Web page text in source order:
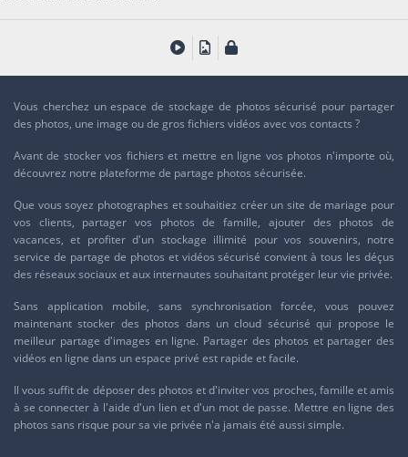
Vous cherchez un espace de stockage de photos sécurisé pour partager
des photos, une image ou de gros fichiers vidéos avec vos contacts ?
Avant de stocker vos fichiers et mettre en ligne vos photos n'importe où,
découvrez notre plateforme de partage photos sécurisée.
Que vous soyez photographes et souhaitiez créer un site de mariage pour
vos clients, partager vos photos de famille, ajouter des photos de
vacances, et profiter d'un stockage illimité pour vos souvenirs, notre
service de partage de photos et vidéos sécurisé convient à tous les déçus
des réseaux sociaux et aux internautes souhaitant protéger leur vie privée.
Sans application mobile, sans synchronisation forcée, vous pouvez
maintenant stocker des photos dans un cloud sécurisé qui propose le
meilleur partage d'images en ligne. Partager des photos et partager des
vidéos en ligne dans un espace privé est rapide et facile.
Il vous suffit de déposer des photos et d'inviter vos proches, famille et amis
à se connecter à l'aide d'un lien et d'un mot de passe. Mettre en ligne des
photos sans risque pour sa vie privée n'a jamais été aussi simple.